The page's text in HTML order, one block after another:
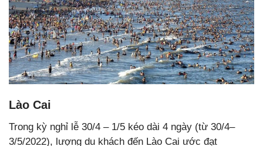
Lào Cai
Trong kỳ nghỉ lễ 30/4 – 1/5 kéo dài 4 ngày (từ 30/4–
3/5/2022), lượng du khách đến Lào Cai ước đạt